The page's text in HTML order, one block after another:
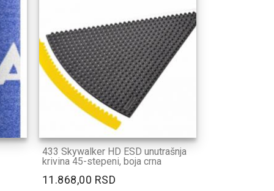
433 Skywalker HD ESD unutrašnja
krivina 45-stepeni, boja crna
11.868,00 RSD